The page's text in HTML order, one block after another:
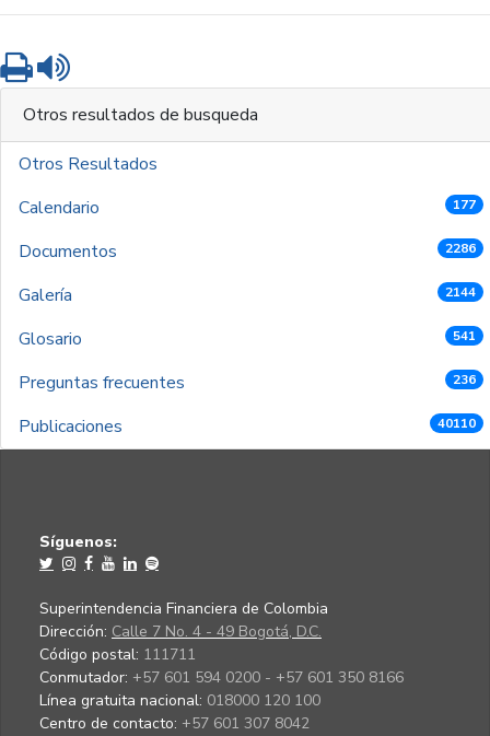
Imprimir
Otros resultados de busqueda
Otros Resultados
Calendario
177
Documentos 2286
Galería 2144
Glosario 541
Preguntas frecuentes 236
Publicaciones 40110
Síguenos:
Superintendencia Financiera de Colombia
Dirección: Calle 7 No. 4 - 49 Bogotá, D.C.
Código postal: 111711
Conmutador: +57 601 594 0200 - +57 601 350 8166
Línea gratuita nacional: 018000 120 100
Centro de contacto: +57 601 307 8042